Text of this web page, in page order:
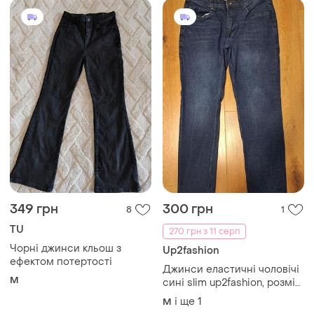
349 грн 8
TU
Чорні джинси кльош з
ефектом потертості
M
300 грн
1
270 грн з 11 серп
Up2fashion
Джинси еластичні чоловічі
сині slim up2fashion, розмір
m - l
M і ще 1